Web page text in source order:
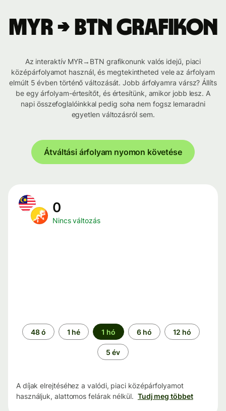
MYR → BTN grafikon
Az interaktív MYR→BTN grafikonunk valós idejű, piaci
középárfolyamot használ, és megtekintheted vele az árfolyam
elmúlt 5 évben történő változását. Jobb árfolyamra vársz? Állíts
be egy árfolyam-értesítőt, és értesítünk, amikor jobb lesz. A
napi összefoglalóinkkal pedig soha nem fogsz lemaradni
egyetlen változásról sem.
Átváltási árfolyam nyomon követése
0
Nincs változás
Időszak
48 ó 1 hé 1 hó 6 hó 12 hó
5 év
A díjak elrejtéséhez a valódi, piaci középárfolyamot
használjuk, alattomos felárak nélkül. Tudj meg többet